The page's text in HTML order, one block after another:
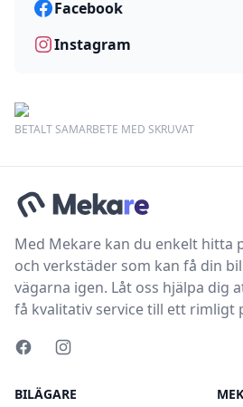
Facebook
Instagram
BETALT SAMARBETE MED SKRUVAT
Med Mekare kan du enkelt hitta
och verkstäder som kan få din
vägarna igen. Låt oss hjälpa dig
få kvalitativ service till ett rimligt
BILÄGARE